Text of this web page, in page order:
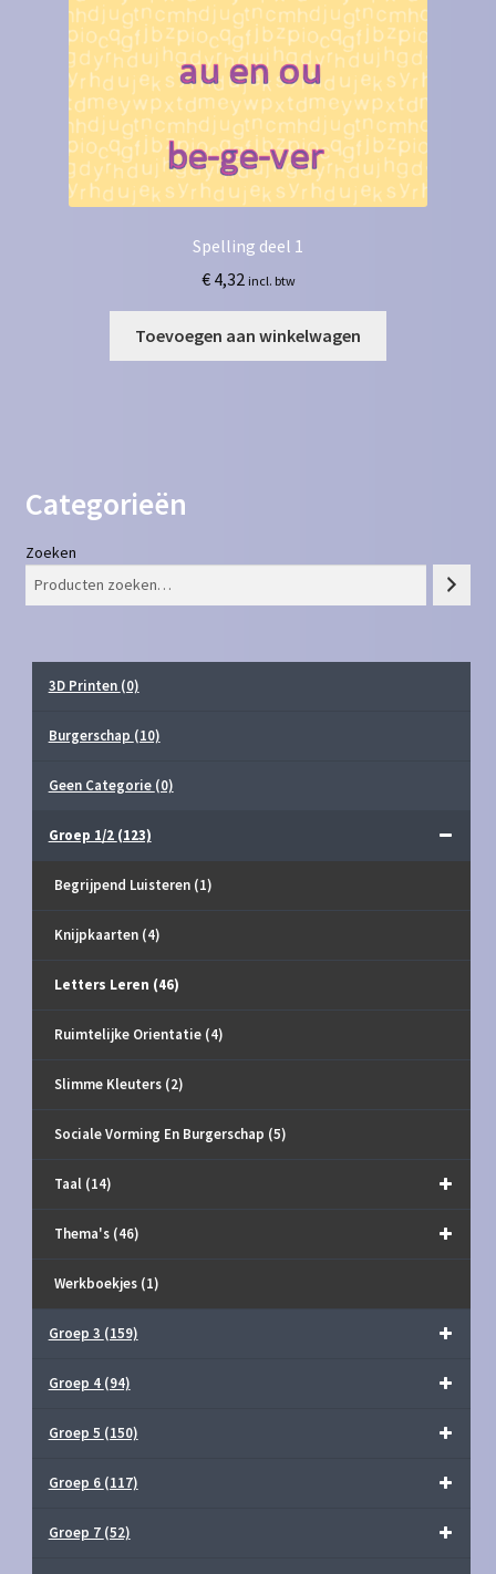
Spelling deel 1
€4,32 incl. btw
Toevoegen aan winkelwagen
Categorieën
Zoeken
3D Printen (0)
Burgerschap (10)
Geen Categorie (0)
Groep 1/2 (123)
Begrijpend Luisteren (1)
Knijpkaarten (4)
Letters Leren (46)
Ruimtelijke Orientatie (4)
Slimme Kleuters (2)
Sociale Vorming En Burgerschap (5)
Taal (14)
Thema's (46)
Werkboekjes (1)
Groep 3 (159)
Groep 4 (94)
Groep 5 (150)
Groep 6 (117)
Groep 7 (52)